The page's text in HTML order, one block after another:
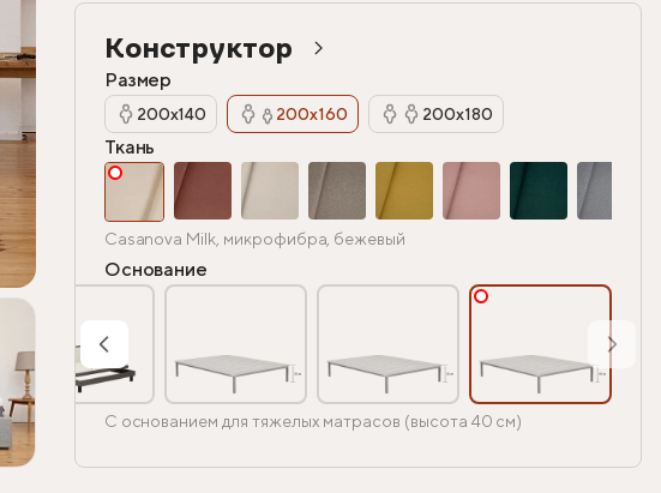
Конструктор
Размер
200х140 200х160 200х180
Ткань
Casanova Milk, микрофибра, бежевый
Основание
С основанием для тяжелых матрасов (высота 40 см)